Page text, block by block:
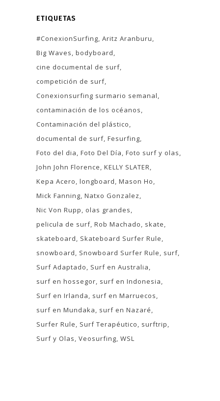
ETIQUETAS
#ConexionSurfing Aritz Aranburu
Big Waves bodyboard
cine documental de surf
competición de surf
Conexionsurfing surmario semanal
contaminación de los océanos
Contaminación del plástico
documental de surf Fesurfing
Foto del dia Foto Del Día Foto surf y olas
John John Florence KELLY SLATER
Kepa Acero longboard Mason Ho
Mick Fanning Natxo Gonzalez
Nic Von Rupp
olas grandes
pelicula de surf Rob Machado
skate
skateboard
Skateboard Surfer Rule
snowboard
Snowboard Surfer Rule
surf
Surf Adaptado
Surf en Australia
surf en hossegor surf en Indonesia
Surf en Irlanda
surf en Marruecos
surf en Mundaka
surf en Nazaré
Surfer Rule
Surf Terapéutico
surftrip
Surf y Olas Veosurfing WSL